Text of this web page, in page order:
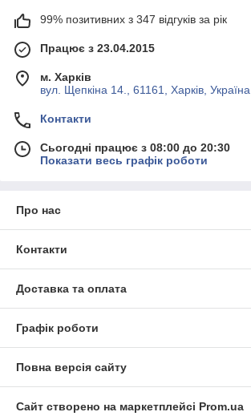
99% позитивних з 347 відгуків за рік
Працює з 23.04.2015
м. Харків
вул. Щепкіна 14., 61161, Харків, Україна
Контакти
Сьогодні працює з 08:00 до 20:30
Показати весь графік роботи
Про нас
Контакти
Доставка та оплата
Графік роботи
Повна версія сайту
Сайт створено на маркетплейсі Prom.ua